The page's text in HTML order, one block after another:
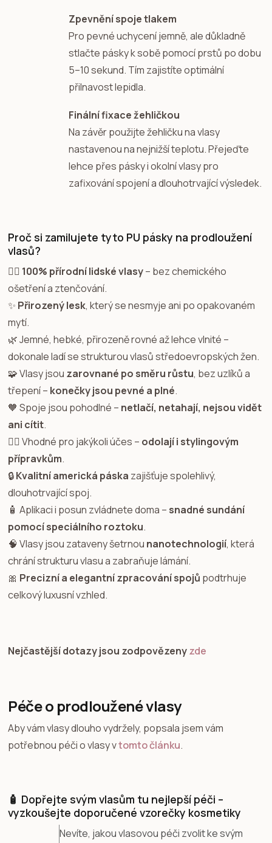
Zpevnění spoje tlakem
Pro pevné uchycení jemně, ale důkladně
stlačte pásky k sobě pomocí prstů po dobu
5–10 sekund. Tím zajistíte optimální
přilnavost lepidla.
Finální fixace žehličkou
Na závěr použijte žehličku na vlasy
nastavenou na nejnižší teplotu. Přejeďte
lehce přes pásky i okolní vlasy pro
zafixování spojení a dlouhotrvající výsledek.
Proč si zamilujete tyto PU pásky na prodloužení
vlasů?
💁‍♀️ 100% přírodní lidské vlasy– bez chemického
ošetření a ztenčování.
✨ Přirozený lesk, který se nesmyje ani po opakovaném
mytí.
🌿 Jemné, hebké, přirozeně rovné až lehce vlnité –
dokonale ladí se strukturou vlasů středoevropských žen.
🧩 Vlasy jsou zarovnané po směru růstu, bez uzlíků a
třepení – konečky jsou pevné a plné.
🧡 Spoje jsou pohodlné – netlačí, netahají, nejsou vidět
ani cítit.
💇‍♀️ Vhodné pro jakýkoli účes – odolají i stylingovým
přípravkům.
🔒Kvalitní americká páska zajišťuje spolehlivý,
dlouhotrvající spoj.
🧴 Aplikaci i posun zvládnete doma – snadné sundání
pomocí speciálního roztoku.
🧠 Vlasy jsou zataveny šetrnou nanotechnologií, která
chrání strukturu vlasu a zabraňuje lámání.
🎀 Precizní a elegantní zpracování spojů podtrhuje
celkový luxusní vzhled.
Nejčastější dotazy jsou zodpovězenyzde
Péče o prodloužené vlasy
Aby vám vlasy dlouho vydržely, popsala jsem vám
potřebnou péči o vlasy vtomto článku.
🧴 Dopřejte svým vlasům tu nejlepší péči –
vyzkoušejte doporučené vzorečky kosmetiky
Nevíte, jakou vlasovou péči zvolit ke svým